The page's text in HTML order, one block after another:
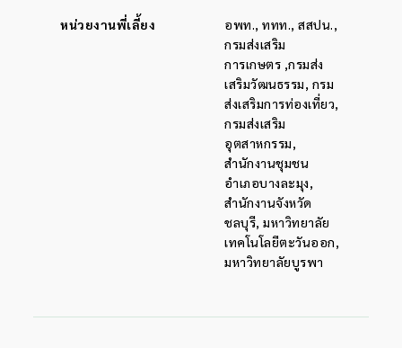
หน่วยงานพี่เลี้ยง
อพท., ททท., สสปน.,
กรมส่งเสริม
การเกษตร ,กรมส่ง
เสริมวัฒนธรรม, กรม
ส่งเสริมการท่องเที่ยว,
กรมส่งเสริม
อุตสาหกรรม,
สำนักงานชุมชน
อำเภอบางละมุง,
สำนักงานจังหวัด
ชลบุรี, มหาวิทยาลัย
เทคโนโลยีตะวันออก,
มหาวิทยาลัยบูรพา